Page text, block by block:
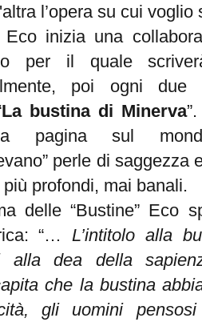
l’opera su cui voglio
inizia una
per il quale
poi ogni due
La bustina di Minerva
pagina sul
perle di saggezza
profondi, mai banali.
delle “Bustine” Eco
“… L’intitolo alla
alla dea della
che la bustina
gli uomini